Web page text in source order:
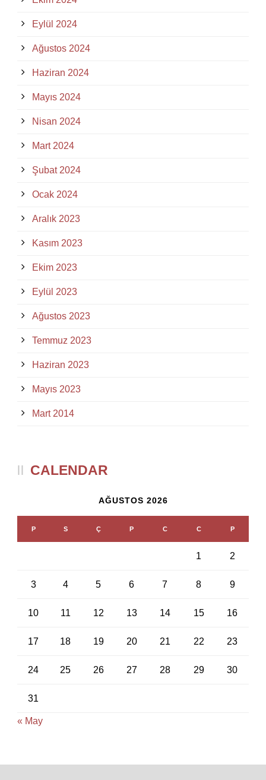
Eylül 2024
Ağustos 2024
Haziran 2024
Mayıs 2024
Nisan 2024
Mart 2024
Şubat 2024
Ocak 2024
Aralık 2023
Kasım 2023
Ekim 2023
Eylül 2023
Ağustos 2023
Temmuz 2023
Haziran 2023
Mayıs 2023
Mart 2014
CALENDAR
AĞUSTOS 2026
P S Ç P C C P
1 2
3 4 5 6 7 8 9
10 11 12 13 14 15 16
17 18 19 20 21 22 23
24 25 26 27 28 29 30
31
« May